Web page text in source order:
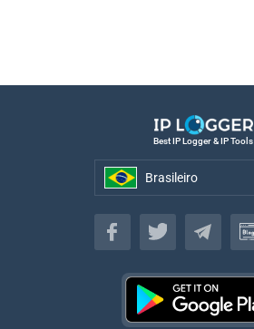
Best IP Logger & IP Tools
Brasileiro
Brasileiro